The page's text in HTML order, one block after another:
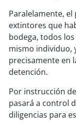
soysancarlos
soy
soy
soy arauco
Paralelamente,
extintores que
bodega, todos
mismo individuo,
precisamente en
detención.
Por instrucción
pasará a control
diligencias para